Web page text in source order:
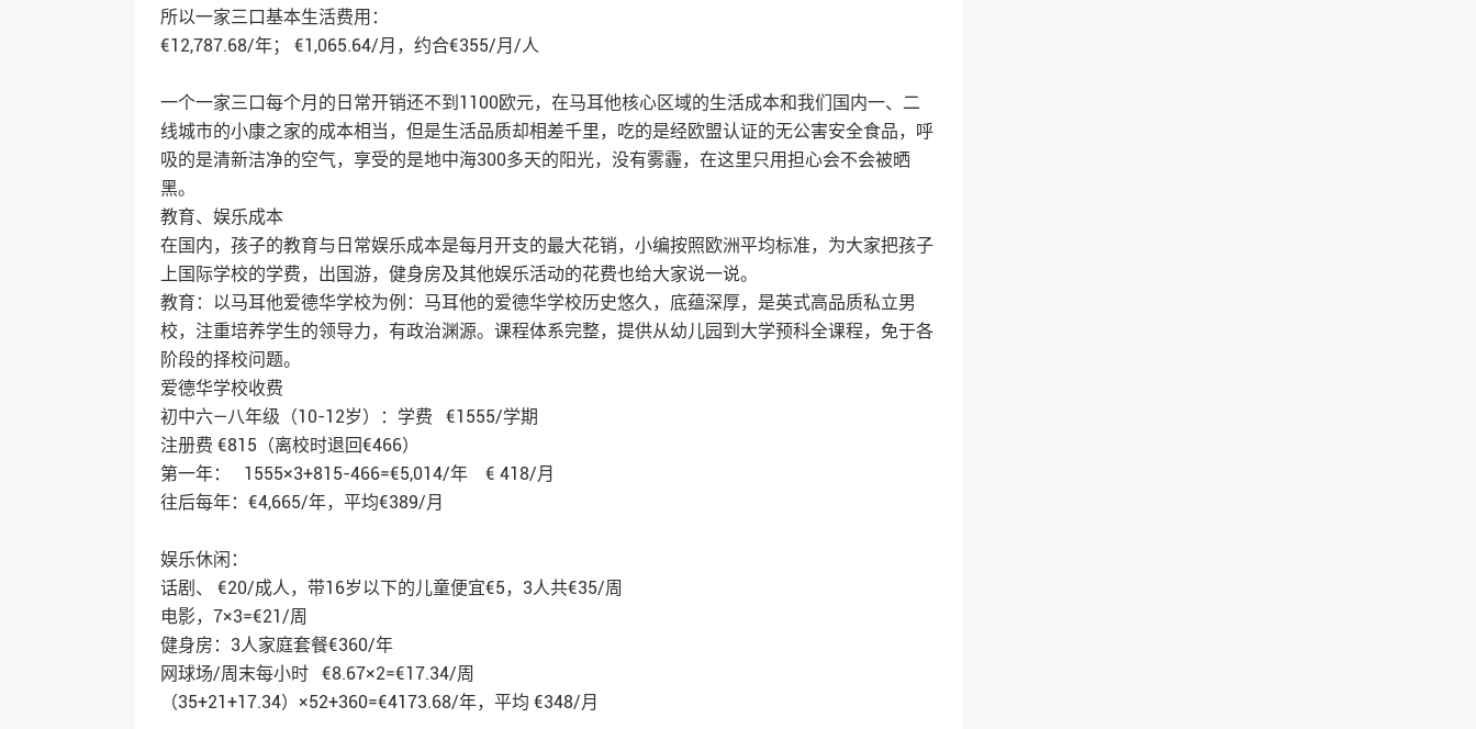
所以一家三口基本生活费用：
€12,787.68/年； €1,065.64/月，约合€355/月/人
一个一家三口每个月的日常开销还不到1100欧元，在马耳他核心区域的生活成本和我们国内一、二
线城市的小康之家的成本相当，但是生活品质却相差千里，吃的是经欧盟认证的无公害安全食品，呼
吸的是清新洁净的空气，享受的是地中海300多天的阳光，没有雾霾，在这里只用担心会不会被晒
黑。
教育、娱乐成本
在国内，孩子的教育与日常娱乐成本是每月开支的最大花销，小编按照欧洲平均标准，为大家把孩子
上国际学校的学费，出国游，健身房及其他娱乐活动的花费也给大家说一说。
教育：以马耳他爱德华学校为例：马耳他的爱德华学校历史悠久，底蕴深厚，是英式高品质私立男
校，注重培养学生的领导力，有政治渊源。课程体系完整，提供从幼儿园到大学预科全课程，免于各
阶段的择校问题。
爱德华学校收费
初中六—八年级（10-12岁）：学费 €1555/学期
注册费 €815（离校时退回€466）
第一年： 1555×3+815-466=€5,014/年 € 418/月
往后每年：€4,665/年，平均€389/月
娱乐休闲：
话剧、 €20/成人，带16岁以下的儿童便宜€5，3人共€35/周
电影，7×3=€21/周
健身房：3人家庭套餐€360/年
网球场/周末每小时 €8.67×2=€17.34/周
（35+21+17.34）×52+360=€4173.68/年，平均 €348/月